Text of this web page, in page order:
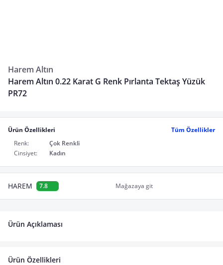
Harem Altın
Harem Altın 0.22 Karat G Renk Pırlanta Tektaş Yüzük
PR72
Ürün Özellikleri
Tüm Özellikler
Renk:
Çok Renkli
Cinsiyet:
Kadın
HAREM 7.8 Mağazaya git
Ürün Açıklaması
Ürün Özellikleri